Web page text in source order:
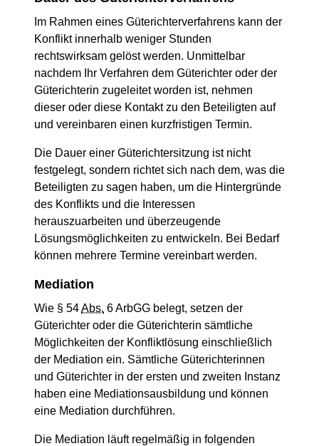
Im Rahmen eines Güterichterverfahrens kann der
Konflikt innerhalb weniger Stunden
rechtswirksam gelöst werden. Unmittelbar
nachdem Ihr Verfahren dem Güterichter oder der
Güterichterin zugeleitet worden ist, nehmen
dieser oder diese Kontakt zu den Beteiligten auf
und vereinbaren einen kurzfristigen Termin.
Die Dauer einer Güterichtersitzung ist nicht
festgelegt, sondern richtet sich nach dem, was die
Beteiligten zu sagen haben, um die Hintergründe
des Konflikts und die Interessen
herauszuarbeiten und überzeugende
Lösungsmöglichkeiten zu entwickeln. Bei Bedarf
können mehrere Termine vereinbart werden.
Mediation
Wie § 54Abs. 6 ArbGG belegt, setzen der
Güterichter oder die Güterichterin sämtliche
Möglichkeiten der Konfliktlösung einschließlich
der Mediation ein. Sämtliche Güterichterinnen
und Güterichter in der ersten und zweiten Instanz
haben eine Mediationsausbildung und können
eine Mediation durchführen.
Die Mediation läuft regelmäßig in folgenden